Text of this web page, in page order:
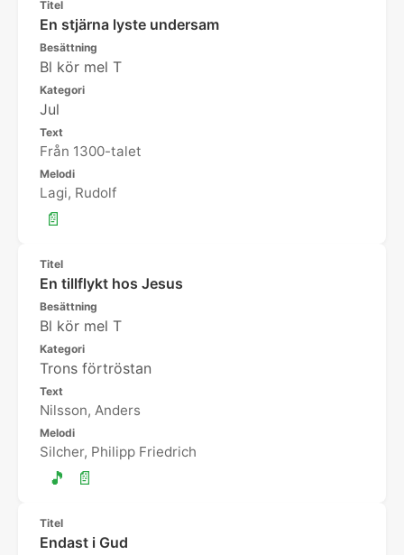
Titel
En stjärna lyste undersam
Besättning
Bl kör mel T
Kategori
Jul
Text
Från 1300-talet
Melodi
Lagi, Rudolf
📄
Titel
En tillflykt hos Jesus
Besättning
Bl kör mel T
Kategori
Trons förtröstan
Text
Nilsson, Anders
Melodi
Silcher, Philipp Friedrich
🎵 📄
Titel
Endast i Gud